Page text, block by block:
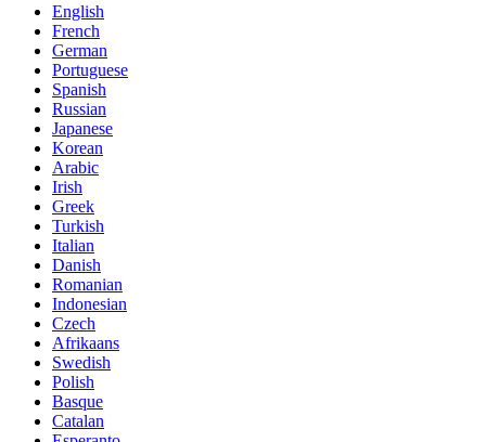
English
French
German
Portuguese
Spanish
Russian
Japanese
Korean
Arabic
Irish
Greek
Turkish
Italian
Danish
Romanian
Indonesian
Czech
Afrikaans
Swedish
Polish
Basque
Catalan